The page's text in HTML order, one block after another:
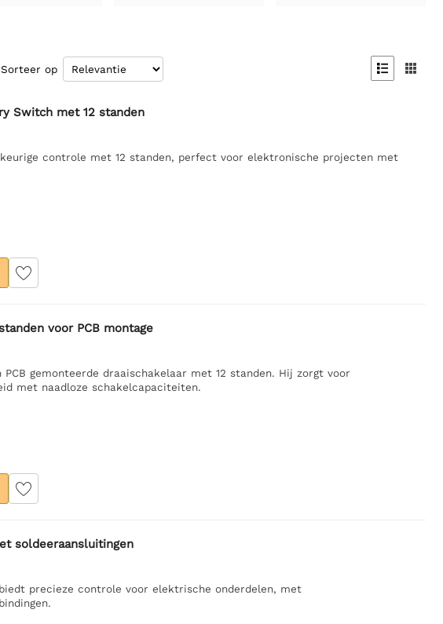
Sorteer op  
Switch met 12 standen
controle met 12 standen, perfect voor elektronische projecten met
voor PCB montage
PCB gemonteerde draaischakelaar met 12 standen. Hij zorgt voor
met naadloze schakelcapaciteiten.
soldeeraansluitingen
precieze controle voor elektrische onderdelen, met